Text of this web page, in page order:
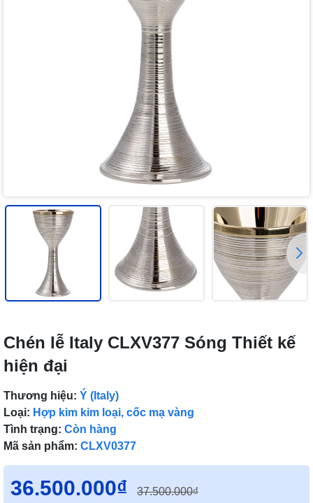
Chén lễ Italy CLXV377 Sóng Thiết kế
hiện đại
Thương hiệu: Ý (Italy)
Loại: Hợp kim kim loại, cốc mạ vàng
Tình trạng: Còn hàng
Mã sản phẩm: CLXV0377
36.500.000₫ 37.500.000₫